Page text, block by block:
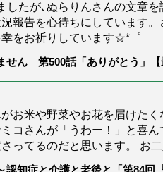
したが､ぬらりんさんの文章
報告を心待ちにしています
幸をお祈りしています☆*゜
せん 第500話「ありがとう」【
がお米や野菜やお花を届けた
コさんが「うわー！」と喜
ってるのだと思います。 お
認知症と介護と老後と「第84回